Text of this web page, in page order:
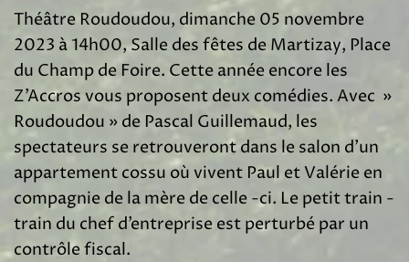
Théâtre Roudoudou, dimanche 05 novembre
2023 à 14h00, Salle des fêtes de Martizay, Place
du Champ de Foire. Cette année encore les
Z’Accros vous proposent deux comédies. Avec »
Roudoudou » de Pascal Guillemaud, les
spectateurs se retrouveront dans le salon d’un
appartement cossu où vivent Paul et Valérie en
compagnie de la mère de celle -ci. Le petit train -
train du chef d’entreprise est perturbé par un
contrôle fiscal.